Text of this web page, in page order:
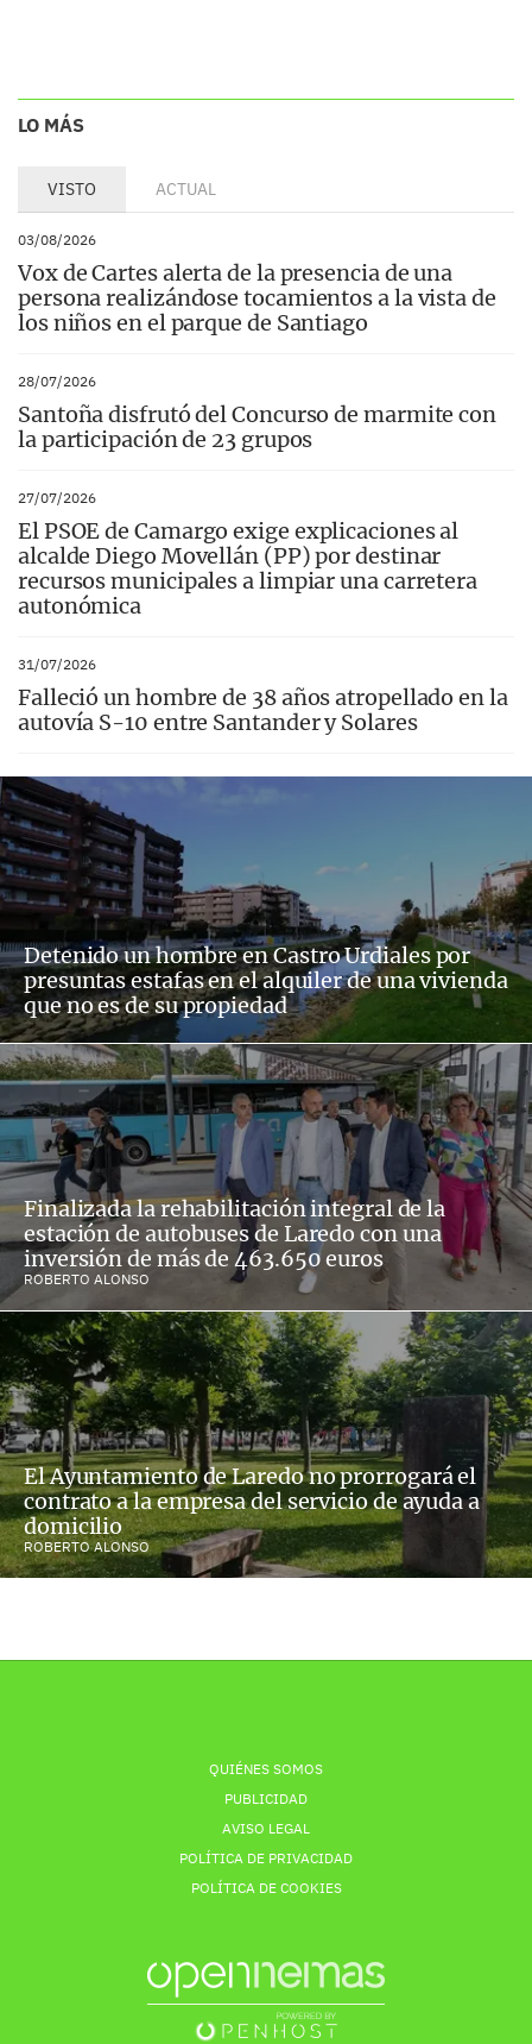
LO MÁS
VISTO ACTUAL
03/08/2026
Vox de Cartes alerta de la presencia de una
persona realizándose tocamientos a la vista de
los niños en el parque de Santiago
28/07/2026
Santoña disfrutó del Concurso de marmite con
la participación de 23 grupos
27/07/2026
El PSOE de Camargo exige explicaciones al
alcalde Diego Movellán (PP) por destinar
recursos municipales a limpiar una carretera
autonómica
31/07/2026
Falleció un hombre de 38 años atropellado en la
autovía S-10 entre Santander y Solares
Detenido un hombre en Castro Urdiales por
presuntas estafas en el alquiler de una vivienda
que no es de su propiedad
Finalizada la rehabilitación integral de la
estación de autobuses de Laredo con una
inversión de más de 463.650 euros
ROBERTO ALONSO
El Ayuntamiento de Laredo no prorrogará el
contrato a la empresa del servicio de ayuda a
domicilio
ROBERTO ALONSO
QUIÉNES SOMOS
PUBLICIDAD
AVISO LEGAL
POLÍTICA DE PRIVACIDAD
POLÍTICA DE COOKIES